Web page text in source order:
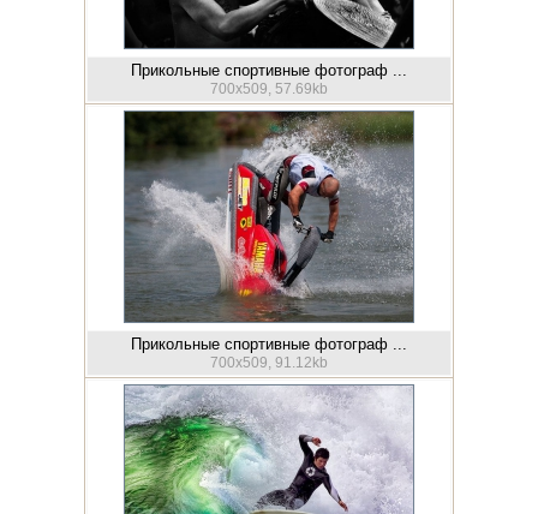
Прикольные спортивные фотограф ...
700x509, 57.69kb
Прикольные спортивные фотограф ...
700x509, 91.12kb